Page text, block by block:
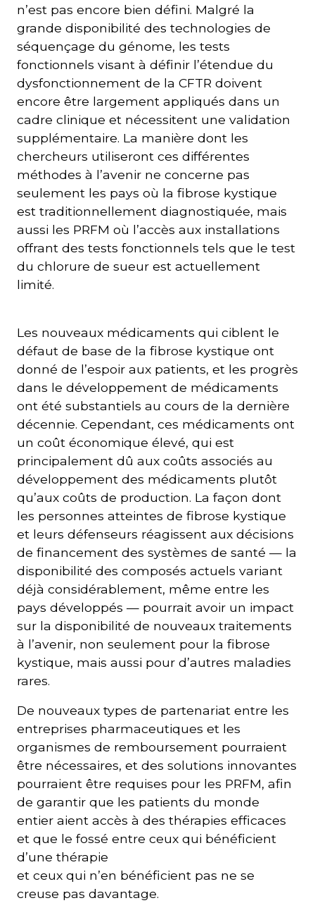
n’est pas encore bien défini. Malgré la
grande disponibilité des technologies de
séquençage du génome, les tests
fonctionnels visant à définir l’étendue du
dysfonctionnement de la CFTR doivent
encore être largement appliqués dans un
cadre clinique et nécessitent une validation
supplémentaire. La manière dont les
chercheurs utiliseront ces différentes
méthodes à l’avenir ne concerne pas
seulement les pays où la fibrose kystique
est traditionnellement diagnostiquée, mais
aussi les PRFM où l’accès aux installations
offrant des tests fonctionnels tels que le test
du chlorure de sueur est actuellement
limité.
Les nouveaux médicaments qui ciblent le
défaut de base de la fibrose kystique ont
donné de l’espoir aux patients, et les progrès
dans le développement de médicaments
ont été substantiels au cours de la dernière
décennie. Cependant, ces médicaments ont
un coût économique élevé, qui est
principalement dû aux coûts associés au
développement des médicaments plutôt
qu’aux coûts de production. La façon dont
les personnes atteintes de fibrose kystique
et leurs défenseurs réagissent aux décisions
de financement des systèmes de santé — la
disponibilité des composés actuels variant
déjà considérablement, même entre les
pays développés — pourrait avoir un impact
sur la disponibilité de nouveaux traitements
à l’avenir, non seulement pour la fibrose
kystique, mais aussi pour d’autres maladies
rares.
De nouveaux types de partenariat entre les
entreprises pharmaceutiques et les
organismes de remboursement pourraient
être nécessaires, et des solutions innovantes
pourraient être requises pour les PRFM, afin
de garantir que les patients du monde
entier aient accès à des thérapies efficaces
et que le fossé entre ceux qui bénéficient
d’une thérapie
et ceux qui n’en bénéficient pas ne se
creuse pas davantage.